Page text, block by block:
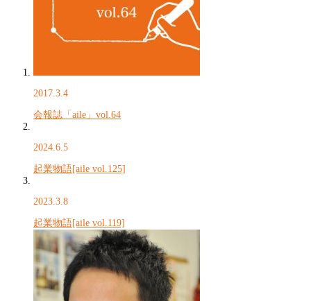
2017.3.4
会報誌「aile」vol.64
2024.6.5
起業物語[aile vol.125]
2023.3.8
起業物語[aile vol.119]